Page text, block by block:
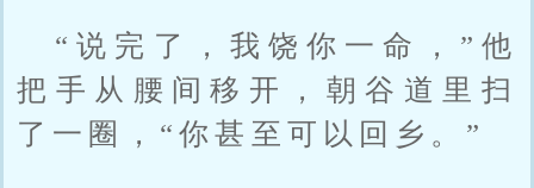
“说完了，我饶你一命，”他
把手从腰间移开，朝谷道里扫
了一圈，“你甚至可以回乡。”